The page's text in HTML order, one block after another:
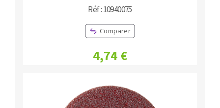
Réf : 10940075
Comparer
4,74 €